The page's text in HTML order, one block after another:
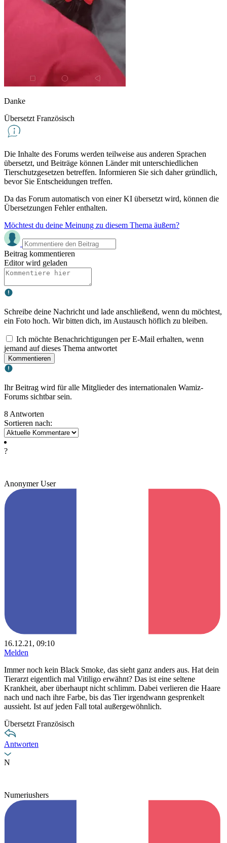
Danke
Übersetzt Französisch
Die Inhalte des Forums werden teilweise aus anderen Sprachen
übersetzt, und Beiträge können Länder mit unterschiedlichen
Tierschutzgesetzen betreffen. Informieren Sie sich daher gründlich,
bevor Sie Entscheidungen treffen.
Da das Forum automatisch von einer KI übersetzt wird, können die
Übersetzungen Fehler enthalten.
Möchtest du deine Meinung zu diesem Thema äußern?
Beitrag kommentieren
Editor wird geladen
Schreibe deine Nachricht und lade anschließend, wenn du möchtest,
ein Foto hoch. Wir bitten dich, im Austausch höflich zu bleiben.
Ich möchte Benachrichtigungen per E-Mail erhalten, wenn
jemand auf dieses Thema antwortet
Kommentieren
Ihr Beitrag wird für alle Mitglieder des internationalen Wamiz-
Forums sichtbar sein.
8 Antworten
Sortieren nach:
?
Anonymer User
16.12.21, 09:10
Melden
Immer noch kein Black Smoke, das sieht ganz anders aus. Hat dein
Tierarzt eigentlich mal Vitiligo erwähnt? Das ist eine seltene
Krankheit, aber überhaupt nicht schlimm. Dabei verlieren die Haare
nach und nach ihre Farbe, bis das Tier irgendwann gesprenkelt
aussieht. Ist auf jeden Fall total außergewöhnlich.
Übersetzt Französisch
Antworten
N
Numeriushers